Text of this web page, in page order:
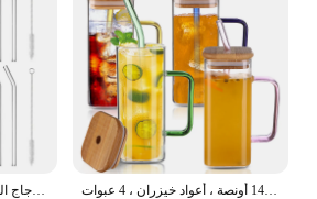
أكواب شرب مربعة مع أغطية وقش زجاجي ، أكواب 14 أونصة ، أعواد خيزران ، 4 عبوات